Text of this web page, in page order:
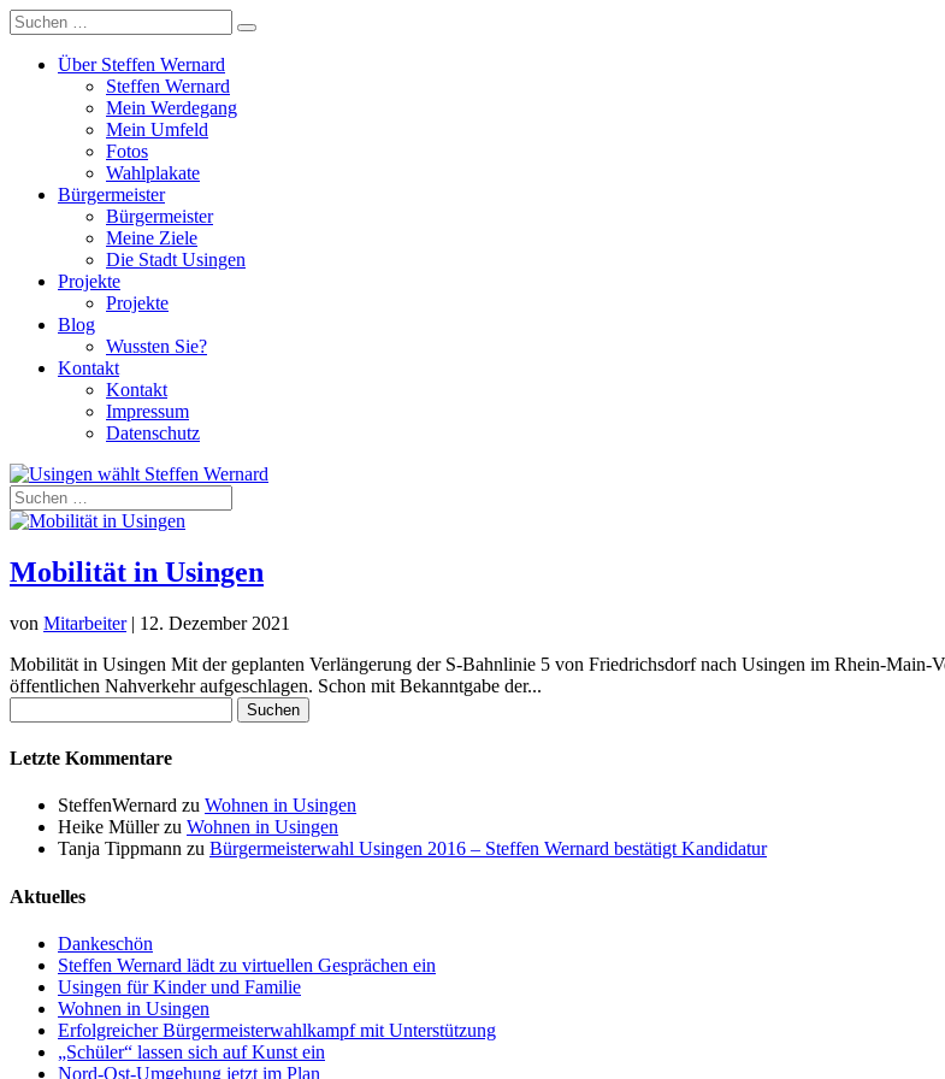
Über Steffen Wernard
Steffen Wernard
Mein Werdegang
Mein Umfeld
Fotos
Wahlplakate
Bürgermeister
Bürgermeister
Meine Ziele
Die Stadt Usingen
Projekte
Projekte
Blog
Wussten Sie?
Kontakt
Kontakt
Impressum
Datenschutz
Mobilität in Usingen
von Mitarbeiter| 12. Dezember 2021
Mobilität in Usingen Mit der geplanten Verlängerung der S-Bahnlinie 5 von Friedrichsdorf nach Usingen im Rhein-
öffentlichen Nahverkehr aufgeschlagen. Schon mit Bekanntgabe der...
nach:
Letzte Kommentare
SteffenWernard zu Wohnen in Usingen
Heike Müllerzu Wohnen in Usingen
Tanja Tippmann zu Bürgermeisterwahl Usingen 2016 – Steffen Wernard bestätigt Kandidatur
Aktuelles
Dankeschön
Steffen Wernard lädt zu virtuellen Gesprächen ein
Usingen für Kinder und Familie
Wohnen in Usingen
Erfolgreicher Bürgermeisterwahlkampf mit Unterstützung
„Schüler“ lassen sich auf Kunst ein
Nord-Ost-Umgehung jetzt im Plan